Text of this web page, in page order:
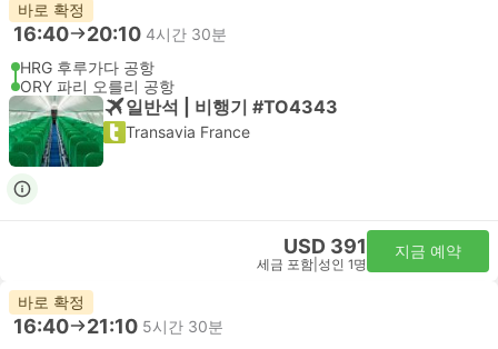
바로 확정
16:40 20:10 4시간 30분
HRG 후루가다 공항
ORY 파리 오를리 공항
일반석 | 비행기 #TO4343
Transavia France
USD 391
세금 포함 성인 1명
지금 예약
바로 확정
16:40 21:10 5시간 30분